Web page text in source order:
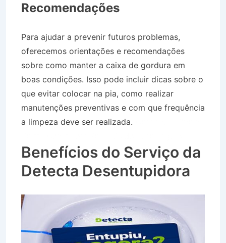
Recomendações
Para ajudar a prevenir futuros problemas,
oferecemos orientações e recomendações
sobre como manter a caixa de gordura em
boas condições. Isso pode incluir dicas sobre o
que evitar colocar na pia, como realizar
manutenções preventivas e com que frequência
a limpeza deve ser realizada.
Benefícios do Serviço da
Detecta Desentupidora